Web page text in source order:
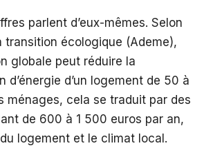
parlent d’eux-mêmes. Selon
transition écologique (Ademe),
globale peut réduire la
d’énergie d’un logement de 50 à
ménages, cela se traduit par des
de 600 à 1 500 euros par an,
logement et le climat local.